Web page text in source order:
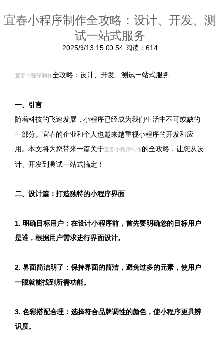
宜春小程序制作全攻略：设计、开发、测
试一站式服务
2025/9/13 15:00:54 阅读：614
宜春小程序制作全攻略：设计、开发、测试一站式服务
一、引言
随着科技的飞速发展，小程序已经成为我们生活中不可或缺的
一部分。宜春的企业和个人也越来越重视小程序的开发和应
用。本文将为您带来一篇关于宜春小程序制作的全攻略，让您从设
计、开发到测试一站式搞定！
二、设计篇：打造独特的小程序界面
1. 明确目标用户：在设计小程序前，首先要明确您的目标用户
是谁，根据用户需求进行界面设计。
2. 界面简洁明了：保持界面的简洁，避免过多的元素，使用户
一眼就能找到所需功能。
3. 色彩搭配合理：选择符合品牌调性的颜色，使小程序更具辨
识度。